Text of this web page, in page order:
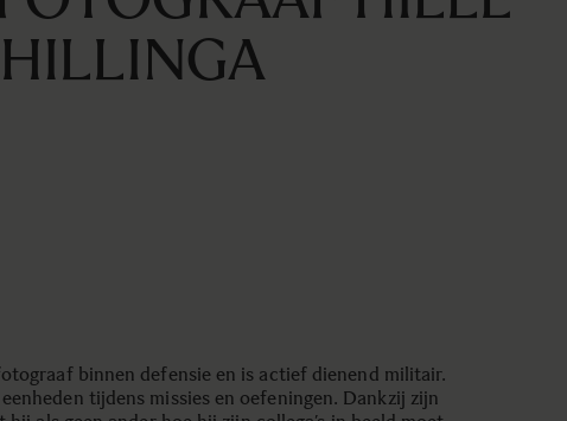
HILLINGA
binnen defensie en is actief dienend militair.
tijdens missies en oefeningen. Dankzij zijn